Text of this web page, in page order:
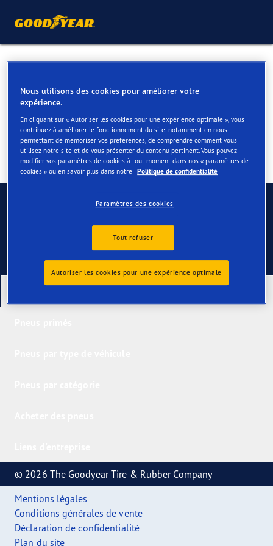
Pneus été pour votre Ford
Kuga
© 2026 The Goodyear Tire & Rubber Company
Mentions légales
Conditions générales de vente
Déclaration de confidentialité
Plan du site
Nous utilisons des cookies pour améliorer votre
expérience.
En cliquant sur « Autoriser les cookies pour une expérience optimale », vous
contribuez à améliorer le fonctionnement du site, notamment en nous
permettant de mémoriser vos préférences, de comprendre comment vous
utilisez notre site et de vous présenter du contenu pertinent. Vous pouvez
modifier vos paramètres de cookies à tout moment dans nos « paramètres de
cookies » ou en savoir plus dans notre Politique de confidentialité
Paramètres des cookies
Tout refuser
Autoriser les cookies pour une expérience optimale